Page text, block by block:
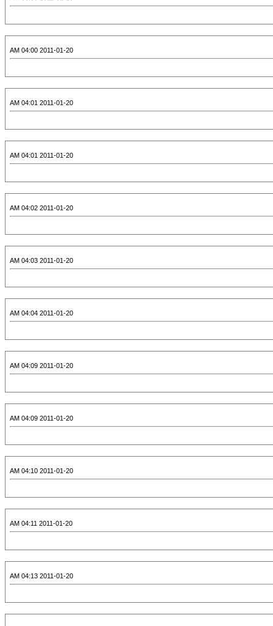
2011-01-20 04:00 AM
2011-01-20 04:01 AM
2011-01-20 04:01 AM
2011-01-20 04:02 AM
2011-01-20 04:03 AM
2011-01-20 04:04 AM
2011-01-20 04:09 AM
2011-01-20 04:09 AM
2011-01-20 04:10 AM
2011-01-20 04:11 AM
2011-01-20 04:13 AM